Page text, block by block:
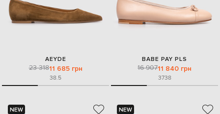
AEYDE
23 31811 685 грн
38.5
BABE PAY PLS
16 90711 840 грн
3738
NEW
NEW